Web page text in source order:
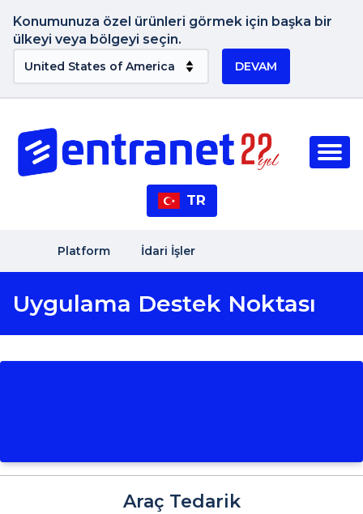
Konumunuza özel ürünleri görmek için başka bir
ülkeyi veya bölgeyi seçin.
DEVAM
TR
Platform İdari İşler
Uygulama Destek Noktası
Araç Tedarik